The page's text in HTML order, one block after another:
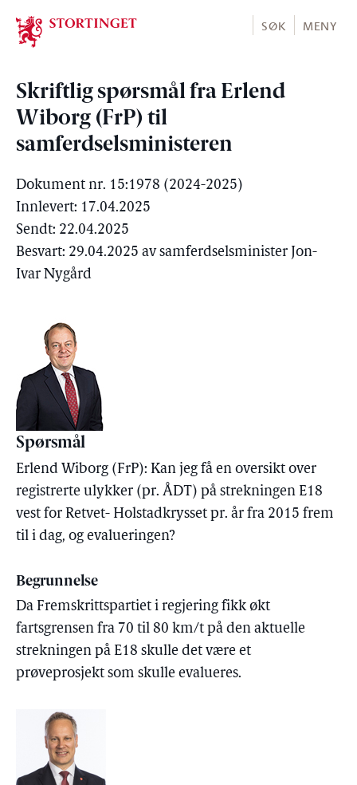
Stortinget.no
SØK MENY
Skriftlig spørsmål fra Erlend
Wiborg (FrP) til
samferdselsministeren
Dokument nr. 15:1978 (2024-2025)
Innlevert: 17.04.2025
Sendt: 22.04.2025
Besvart: 29.04.2025 av samferdselsminister Jon-
Ivar Nygård
Spørsmål
Erlend Wiborg (FrP): Kan jeg få en oversikt over
registrerte ulykker (pr. ÅDT) på strekningen E18
vest for Retvet- Holstadkrysset pr. år fra 2015 frem
til i dag, og evalueringen?
Begrunnelse
Da Fremskrittspartiet i regjering fikk økt
fartsgrensen fra 70 til 80 km/t på den aktuelle
strekningen på E18 skulle det være et
prøveprosjekt som skulle evalueres.